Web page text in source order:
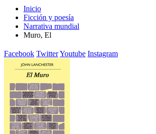
Inicio
Ficción y poesía
Narrativa mundial
Muro, El
Facebook TwitterYoutube Instagram